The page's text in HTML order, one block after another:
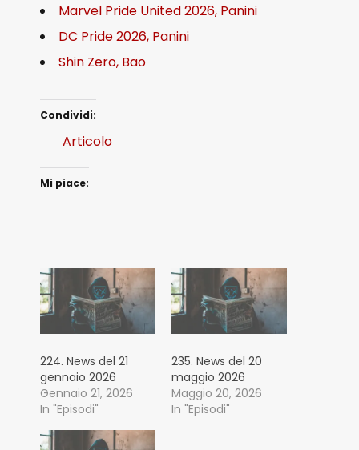
Marvel Pride United 2026, Panini
DC Pride 2026, Panini
Shin Zero, Bao
Condividi:
Articolo
Mi piace:
224. News del 21
gennaio 2026
Gennaio 21, 2026
In "Episodi"
235. News del 20
maggio 2026
Maggio 20, 2026
In "Episodi"